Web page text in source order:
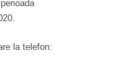
la telefon: